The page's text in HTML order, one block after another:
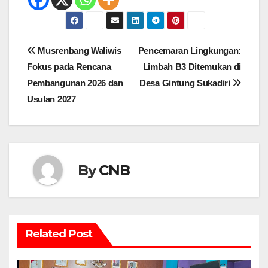
Navigasi
Pencemaran Lingkungan:
Limbah B3 Ditemukan di
Desa Gintung Sukadiri
Musrenbang Waliwis
Fokus pada Rencana
Pembangunan 2026 dan
Usulan 2027
ByCNB
Related Post